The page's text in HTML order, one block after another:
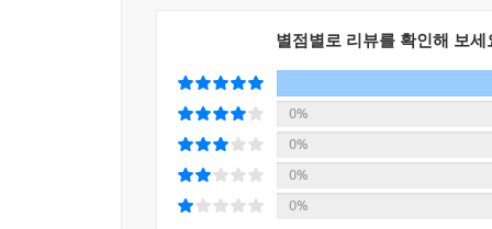
◈ 문학의 즐거움
동화 읽기 단계를 마치고 가치관과 사고, 인류와
다양함을 전하고자 기획된 시리즈입니다. 문화
나라의 문화권에서 모험, 우정, 성장, 상상, 역
나가듯 자연스럽게, 때로는 부모님과 선생님에
별점별로 리뷰를 확인해 보세
0%
0%
0%
0%